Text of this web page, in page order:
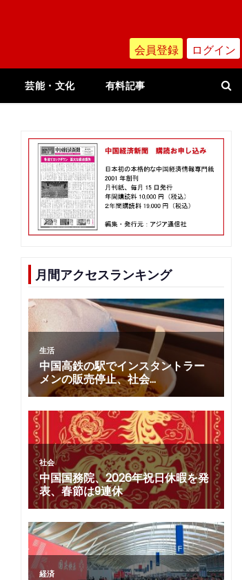
会員登録 ログイン
芸能・文化 有料記事
月間アクセスランキング